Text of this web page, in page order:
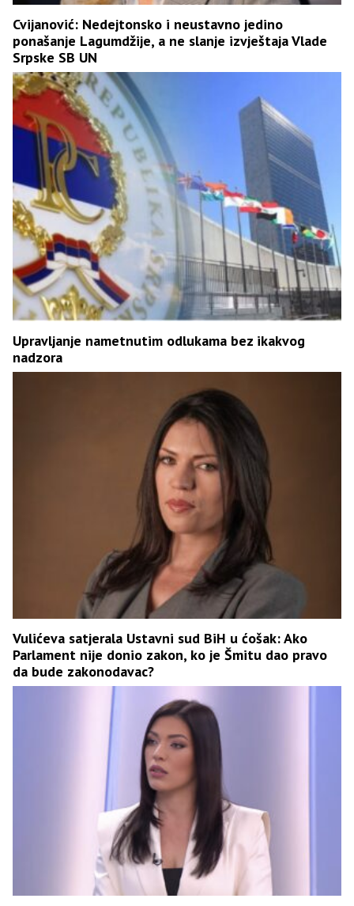
Cvijanović: Nedejtonsko i neustavno jedino
ponašanje Lagumdžije, a ne slanje izvještaja Vlade
Srpske SB UN
Upravljanje nametnutim odlukama bez ikakvog
nadzora
Vulićeva satjerala Ustavni sud BiH u ćošak: Ako
Parlament nije donio zakon, ko je Šmitu dao pravo
da bude zakonodavac?